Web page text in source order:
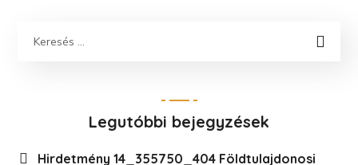
Legutóbbi bejegyzések
Hirdetmény 14_355750_404 Földtulajdonosi